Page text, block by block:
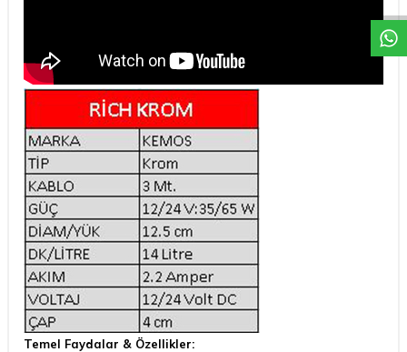
Temel Faydalar & Özellikler: